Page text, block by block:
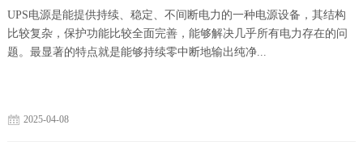
UPS电源是能提供持续、稳定、不间断电力的一种电源设备，其结构
比较复杂，保护功能比较全面完善，能够解决几乎所有电力存在的问
题。最显著的特点就是能够持续零中断地输出纯净...
2025-04-08